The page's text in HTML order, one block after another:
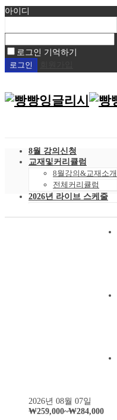
아이디
로그인 기억하기
8월 강의신청
교재및커리큘럼
8월강의&교재소개
전체커리큘럼
2026년 라이브 스케줄
2026년 08월 07일
₩259,000~₩284,000